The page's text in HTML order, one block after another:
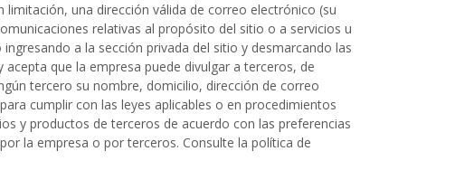
una dirección válida de correo electrónico (su
relativas al propósito del sitio o a servicios u
a la sección privada del sitio y desmarcando las
que la empresa puede divulgar a terceros, de
tercero su nombre, domicilio, dirección de correo
cumplir con las leyes aplicables o en procedimientos
y productos de terceros de acuerdo con las preferencias
la empresa o por terceros. Consulte la política de